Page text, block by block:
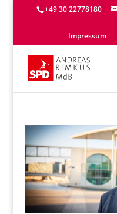
+49 30 22778180
Impressum